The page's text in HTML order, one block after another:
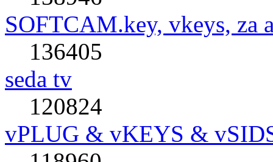
SOFTCAM.key, vkeys, za
136405
seda tv
120824
vPLUG & vKEYS &